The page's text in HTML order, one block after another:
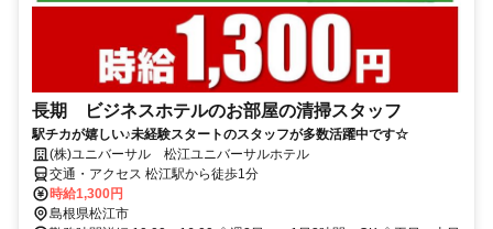
長期 ビジネスホテルのお部屋の清掃スタッフ
駅チカが嬉しい♪未経験スタートのスタッフが多数活躍中です☆
(株)ユニバーサル 松江ユニバーサルホテル
交通・アクセス 松江駅から徒歩1分
時給1,300円
島根県松江市